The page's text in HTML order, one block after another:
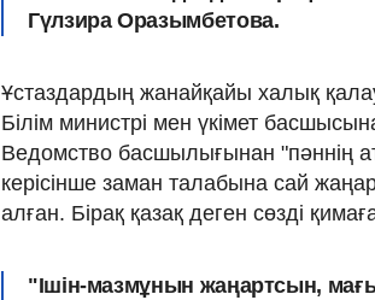
Гүлзира Оразымбетова.
Ұстаздардың жанайқайы халық
Білім министрі мен үкімет
Ведомство басшылығынан "пәннің
керісінше заман талабына сай
алған. Бірақ қазақ деген сөзді
"Ішін-мазмұнын жаңартсын,